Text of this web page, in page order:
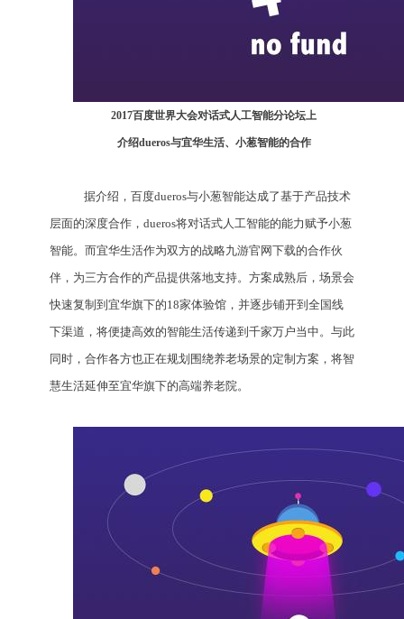
2017百度世界大会对话式人工智能分论坛上
介绍dueros与宜华生活、小葱智能的合作
据介绍，百度dueros与小葱智能达成了基于产品技术
层面的深度合作，dueros将对话式人工智能的能力赋予小葱
智能。而宜华生活作为双方的战略九游官网下载的合作伙
伴，为三方合作的产品提供落地支持。方案成熟后，场景会
快速复制到宜华旗下的18家体验馆，并逐步铺开到全国线
下渠道，将便捷高效的智能生活传递到千家万户当中。与此
同时，合作各方也正在规划围绕养老场景的定制方案，将智
慧生活延伸至宜华旗下的高端养老院。